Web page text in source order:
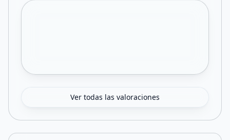
Ver todas las valoraciones